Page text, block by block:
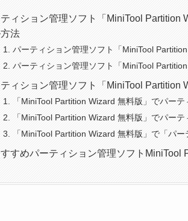
ィション管理ソフト「MiniTool Partition
法
1. パーティション管理ソフト「MiniTool
2. パーティション管理ソフト「MiniTool
ィション管理ソフト「MiniTool Partition
1. 「MiniTool Partition Wizard 無料版」でパー
2. 「MiniTool Partition Wizard 無料版」でパー
3. 「MiniTool Partition Wizard 無料版」で「パ
すすめパーティション管理ソフト